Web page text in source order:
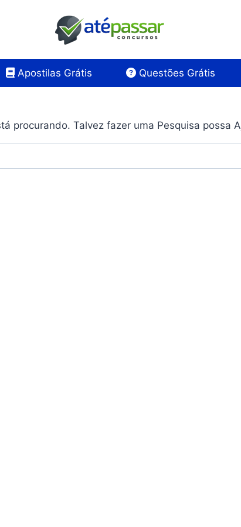
Apostilas Grátis Questões Grátis
procurando. Talvez fazer uma Pesquisa possa